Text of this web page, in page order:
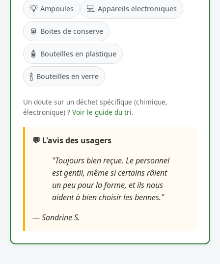
💡 Ampoules 💻 Appareils electroniques
🥫 Boites de conserve
🧴 Bouteilles en plastique
🍾 Bouteilles en verre
Un doute sur un déchet spécifique (chimique,
électronique) ? Voir le guide du tri.
💬 L'avis des usagers
"Toujours bien reçue. Le personnel
est gentil, même si certains râlent
un peu pour la forme, et ils nous
aident à bien choisir les bennes."
— Sandrine S.